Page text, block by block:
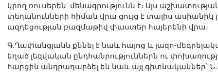
կրող ռուսերեն մենագրությունն է։ Այս
տեղանունների հիման վրա ցույց է տալիս ասիանիկ
ազդեցության բազմաթիվ փաստեր հայերենի վրա։
Գ.Ղափանցյանն քննել է նաև հայոց և լազո-
եղած լեզվական ընդհանրություններն ու
հարցին անդրադարձել են նաև այլ գիտնականներ՝